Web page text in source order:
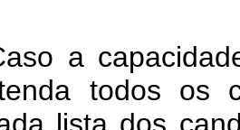
a
todos os